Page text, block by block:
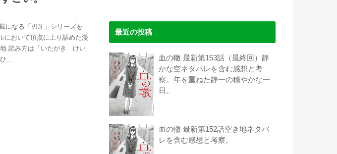
になる「刃牙」シリーズを
において頂点に上り詰めた漫
読み方は「いたがき けい
…
最近の投稿
血の轍 最新第153話（最終回）静
かな空ネタバレを含む感想と考
察。年を重ねた静一の穏やかな一
日。
血の轍 最新第152話空き地ネタバ
レを含む感想と考察。